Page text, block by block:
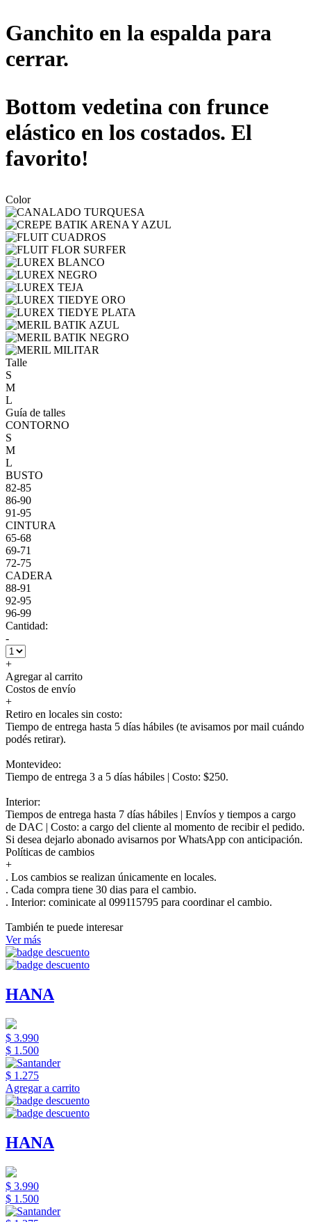
Ganchito en la espalda para
cerrar.
Bottom vedetina con frunce
elástico en los costados. El
favorito!
Color
Talle
S
M
L
Guía de talles
CONTORNO
S
M
L
BUSTO
82-85
86-90
91-95
CINTURA
65-68
69-71
72-75
CADERA
88-91
92-95
96-99
Cantidad:
-
+
Agregar al carrito
Costos de envío
+
Retiro en locales sin costo:
Tiempo de entrega hasta 5 días hábiles (te avisamos por mail cuándo
podés retirar).
Montevideo:
Tiempo de entrega 3 a 5 días hábiles | Costo: $250.
Interior:
Tiempos de entrega hasta 7 días hábiles | Envíos y tiempos a cargo
de DAC | Costo: a cargo del cliente al momento de recibir el pedido.
Si desea dejarlo abonado avisarnos por WhatsApp con anticipación.
Políticas de cambios
+
. Los cambios se realizan únicamente en locales.
. Cada compra tiene 30 dias para el cambio.
. Interior: cominicate al 099115795 para coordinar el cambio.
También te puede interesar
Ver más
HANA
$ 3.990
$ 1.500
$ 1.275
Agregar a carrito
HANA
$ 3.990
$ 1.500